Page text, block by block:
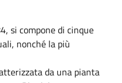
si compone di cinque
nonché la più
da una pianta